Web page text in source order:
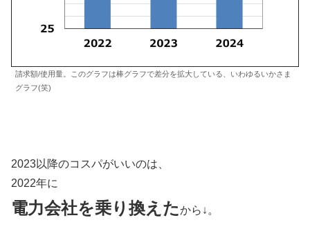
請求額/使用量。このグラフは棒グラフで差分を拡大している、いわゆるいかさま
グラフ(笑)
2023以降のコスパがいいのは、
2022年に
電力会社を乗り換えたから↓。